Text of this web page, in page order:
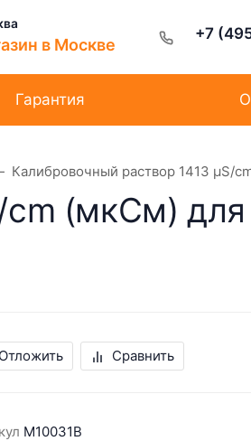
в Москве
+7
Гарантия
Калибровочный раствор 1413 µS/
(мкСм)
Отложить Сравнить
M10031B